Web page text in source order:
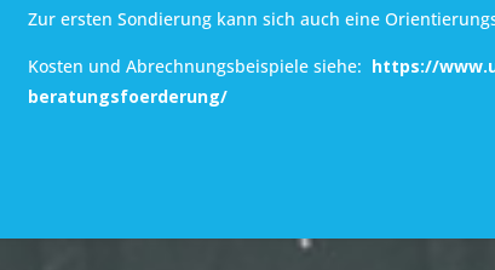
Zur ersten Sondierung kann sich auch eine
Kosten und Abrechnungsbeispiele siehe: https://
beratungsfoerderung/